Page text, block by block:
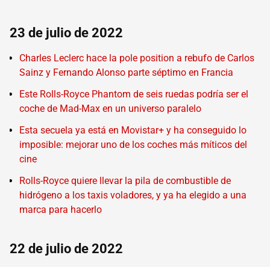
23 de julio de 2022
Charles Leclerc hace la pole position a rebufo de Carlos
Sainz y Fernando Alonso parte séptimo en Francia
Este Rolls-Royce Phantom de seis ruedas podría ser el
coche de Mad-Max en un universo paralelo
Esta secuela ya está en Movistar+ y ha conseguido lo
imposible: mejorar uno de los coches más míticos del
cine
Rolls-Royce quiere llevar la pila de combustible de
hidrógeno a los taxis voladores, y ya ha elegido a una
marca para hacerlo
22 de julio de 2022